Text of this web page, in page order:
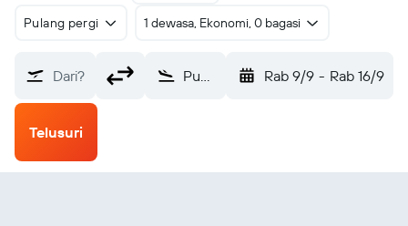
Pulang pergi 1 dewasa, Ekonomi, 0 bagasi
Dari? Punta Sal Walter Braedt Segu (PTL) Rab 9/9 - Rab 16/9
Telusuri